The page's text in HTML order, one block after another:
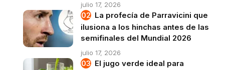
julio 17, 2026
La profecía de Parravicini que
ilusiona a los hinchas antes de las
semifinales del Mundial 2026
julio 17, 2026
El jugo verde ideal para